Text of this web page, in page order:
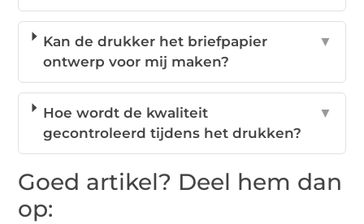
Kan de drukker het briefpapier
ontwerp voor mij maken?
▼
Hoe wordt de kwaliteit
gecontroleerd tijdens het drukken?
▼
Goed artikel? Deel hem dan
op: